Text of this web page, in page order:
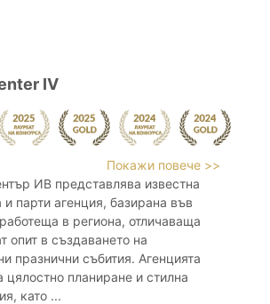
IV
Покажи повече >>
ИВ представлява известна
и парти агенция, базирана във
в региона, отличаваща
опит в създаването на
празнични събития. Агенцията
цялостно планиране и стилна
като ...